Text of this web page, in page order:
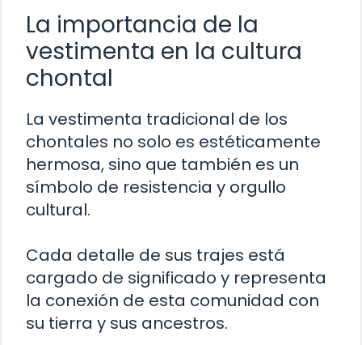
La importancia de la
vestimenta en la cultura
chontal
La vestimenta tradicional de los
chontales no solo es estéticamente
hermosa, sino que también es un
símbolo de resistencia y orgullo
cultural.
Cada detalle de sus trajes está
cargado de significado y representa
la conexión de esta comunidad con
su tierra y sus ancestros.